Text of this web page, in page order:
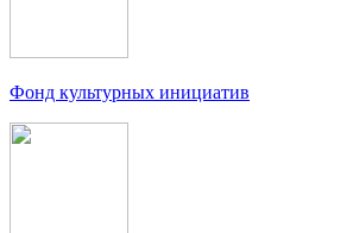
Фонд культурных инициатив